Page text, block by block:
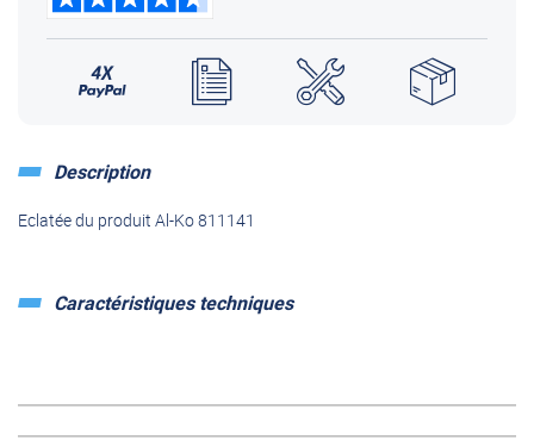
Description
Eclatée du produit Al-Ko 811141
Caractéristiques techniques